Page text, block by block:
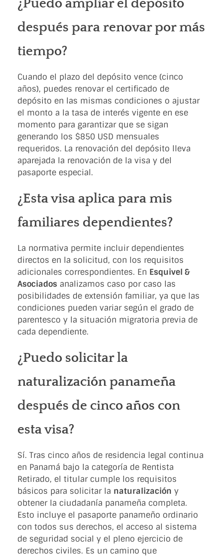
¿Puedo ampliar el depósito
después para renovar por más
tiempo?
Cuando el plazo del depósito vence (cinco
años), puedes renovar el certificado de
depósito en las mismas condiciones o ajustar
el monto a la tasa de interés vigente en ese
momento para garantizar que se sigan
generando los $850 USD mensuales
requeridos. La renovación del depósito lleva
aparejada la renovación de la visa y del
pasaporte especial.
¿Esta visa aplica para mis
familiares dependientes?
La normativa permite incluir dependientes
directos en la solicitud, con los requisitos
adicionales correspondientes. En Esquivel &
Asociados analizamos caso por caso las
posibilidades de extensión familiar, ya que las
condiciones pueden variar según el grado de
parentesco y la situación migratoria previa de
cada dependiente.
¿Puedo solicitar la
naturalización panameña
después de cinco años con
esta visa?
Sí. Tras cinco años de residencia legal continua
en Panamá bajo la categoría de Rentista
Retirado, el titular cumple los requisitos
básicos para solicitar la naturalización y
obtener la ciudadanía panameña completa.
Esto incluye el pasaporte panameño ordinario
con todos sus derechos, el acceso al sistema
de seguridad social y el pleno ejercicio de
derechos civiles. Es un camino que